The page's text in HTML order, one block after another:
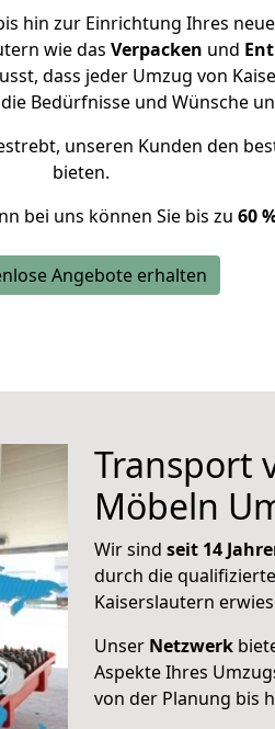
hin zur Einrichtung Ihres
wie das Verpacken und
dass jeder Umzug von
Bedürfnisse und Wünsche
unseren Kunden den
bieten.
bei uns können Sie bis zu 60
Angebote erhalten
Transport
Möbeln
Wir sind seit 14
durch die
Kaiserslautern
Unser Netzwerk
Aspekte Ihres
von der Planung bis